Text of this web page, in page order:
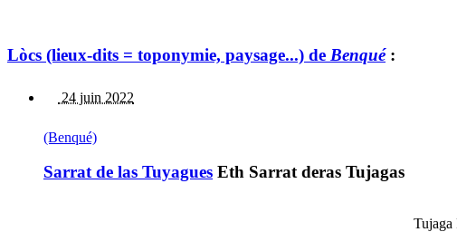
Lòcs (lieux-dits = toponymie, paysage...) de Benqué:
24 juin 2022
(Benqué)
Sarrat de las Tuyagues Eth Sarrat deras Tujagas